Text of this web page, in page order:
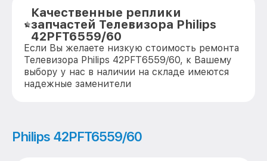
Качественные реплики
запчастей Телевизора Philips
42PFT6559/60
Если Вы желаете низкую стоимость ремонта
Телевизора Philips 42PFT6559/60, к Вашему
выбору у нас в наличии на складе имеются
надежные заменители
Philips 42PFT6559/60